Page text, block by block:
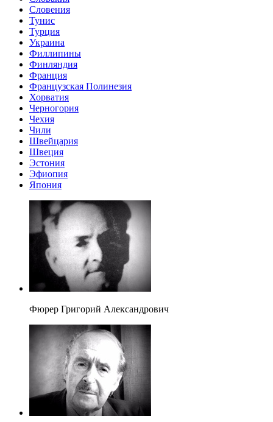
Словения
Тунис
Турция
Украина
Филлипины
Финляндия
Франция
Французская Полинезия
Хорватия
Черногория
Чехия
Чили
Швейцария
Швеция
Эстония
Эфиопия
Япония
Фюрер Григорий Александрович